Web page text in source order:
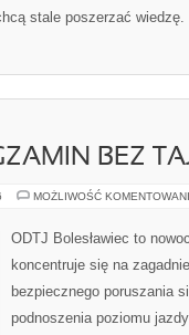
stale poszerzać wiedzę.
BEZ
MOŻLIWOŚĆ
ODTJ Bolesławiec to
koncentruje się na
bezpiecznego poruszania
podnoszenia poziomu